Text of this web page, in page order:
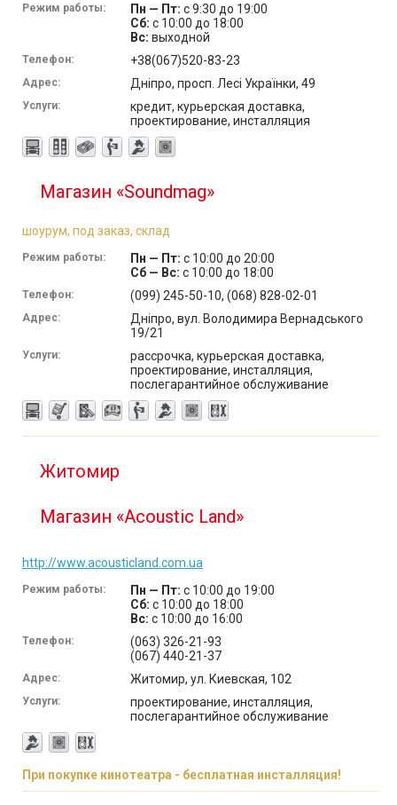
Режим работы: Пн — Пт: с 9:30 до 19:00
Сб: с 10:00 до 18:00
Вс: выходной
Телефон: +38(067)520-83-23
Адрес: Дніпро, просп. Лесі Українки, 49
Услуги:
кредит, курьерская доставка,
проектирование, инсталляция
Магазин «Soundmag»
шоурум, под заказ, склад
Режим работы: Пн — Пт: с 10:00 до 20:00
Сб — Вс: с 10:00 до 18:00
Телефон: (099) 245-50-10, (068) 828-02-01
Адрес:
Дніпро, вул. Володимира Вернадського
19/21
Услуги:
рассрочка, курьерская доставка,
проектирование, инсталляция,
послегарантийное обслуживание
Житомир
Магазин «Acoustic Land»
http://www.acousticland.com.ua
Режим работы: Пн — Пт: с 10:00 до 19:00
Сб: с 10:00 до 18:00
Вс: с 10:00 до 16:00
Телефон:
(063) 326-21-93
(067) 440-21-37
Адрес: Житомир, ул. Киевская, 102
Услуги:
проектирование, инсталляция,
послегарантийное обслуживание
При покупке кинотеатра - бесплатная инсталляция!